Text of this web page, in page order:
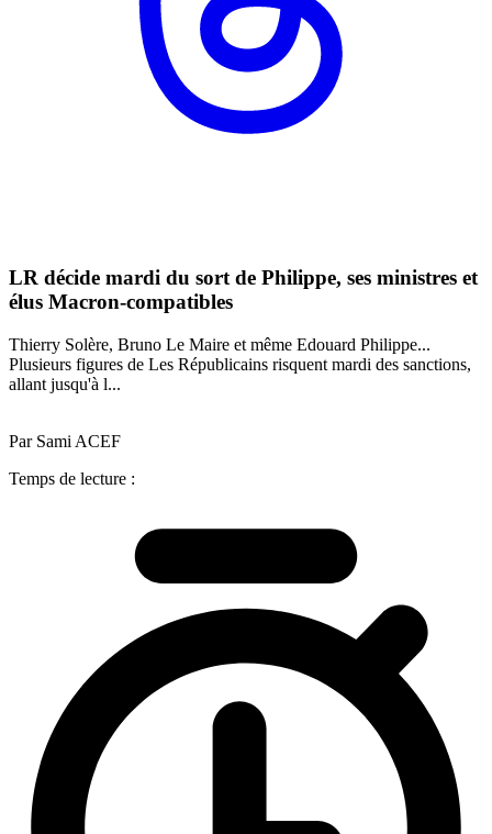
LR décide mardi du sort de Philippe, ses ministres et
élus Macron-compatibles
Thierry Solère, Bruno Le Maire et même Edouard Philippe...
Plusieurs figures de Les Républicains risquent mardi des sanctions,
allant jusqu'à l...
Par Sami ACEF
Temps de lecture :